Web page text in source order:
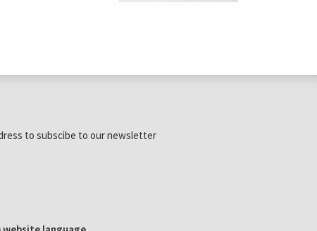
to subscibe to our newsletter